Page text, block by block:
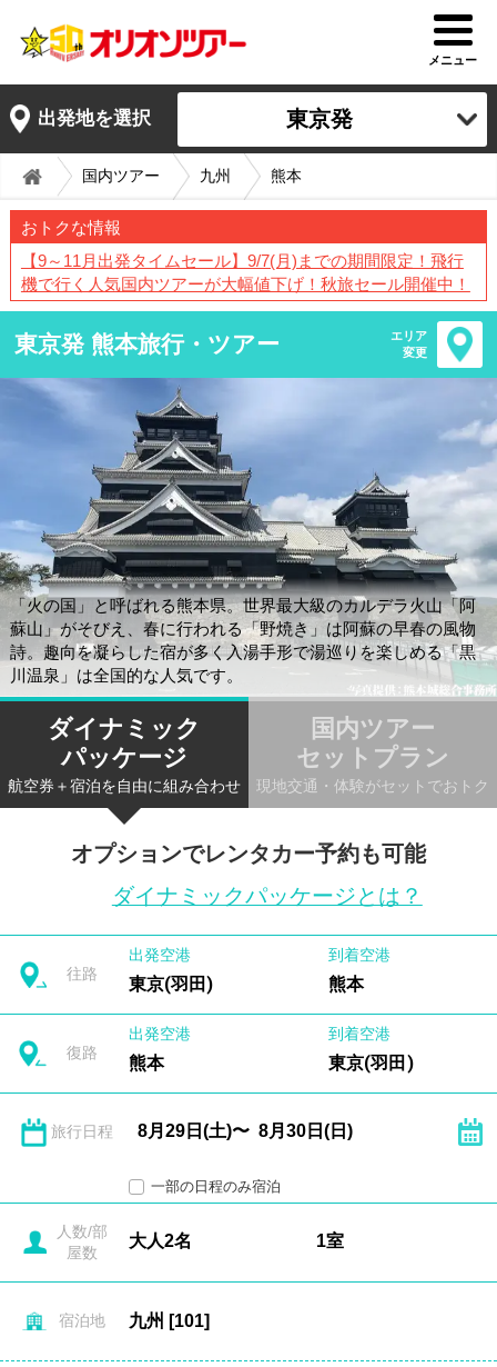
メニュー
出発地を選択 東京発
国内ツアー 九州 熊本
おトクな情報
【9～11月出発タイムセール】9/7(月)までの期間限定！飛行
機で行く人気国内ツアーが大幅値下げ！秋旅セール開催中！
東京発 熊本旅行・ツアー
エリア
変更
「火の国」と呼ばれる熊本県。世界最大級のカルデラ火山「阿
蘇山」がそびえ、春に行われる「野焼き」は阿蘇の早春の風物
詩。趣向を凝らした宿が多く入湯手形で湯巡りを楽しめる「黒
川温泉」は全国的な人気です。
ダイナミック
パッケージ
航空券＋宿泊を自由に組み合わせ
国内ツアー
セットプラン
現地交通・体験がセットでおトク
オプションでレンタカー予約も可能
ダイナミックパッケージとは？
往路
出発空港
東京(羽田)
到着空港
熊本
復路
出発空港
熊本
到着空港
東京(羽田)
旅行日程
一部の日程のみ宿泊
人数/部
屋数
宿泊地